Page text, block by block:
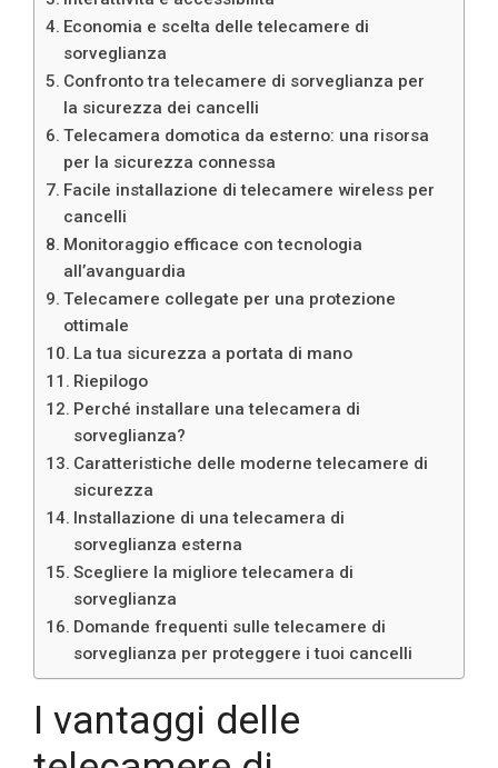
Economia e scelta delle telecamere di
sorveglianza
Confronto tra telecamere di sorveglianza per
la sicurezza dei cancelli
Telecamera domotica da esterno: una risorsa
per la sicurezza connessa
Facile installazione di telecamere wireless per
cancelli
Monitoraggio efficace con tecnologia
all’avanguardia
Telecamere collegate per una protezione
ottimale
La tua sicurezza a portata di mano
Riepilogo
Perché installare una telecamera di
sorveglianza?
Caratteristiche delle moderne telecamere di
sicurezza
Installazione di una telecamera di
sorveglianza esterna
Scegliere la migliore telecamera di
sorveglianza
Domande frequenti sulle telecamere di
sorveglianza per proteggere i tuoi cancelli
I vantaggi delle